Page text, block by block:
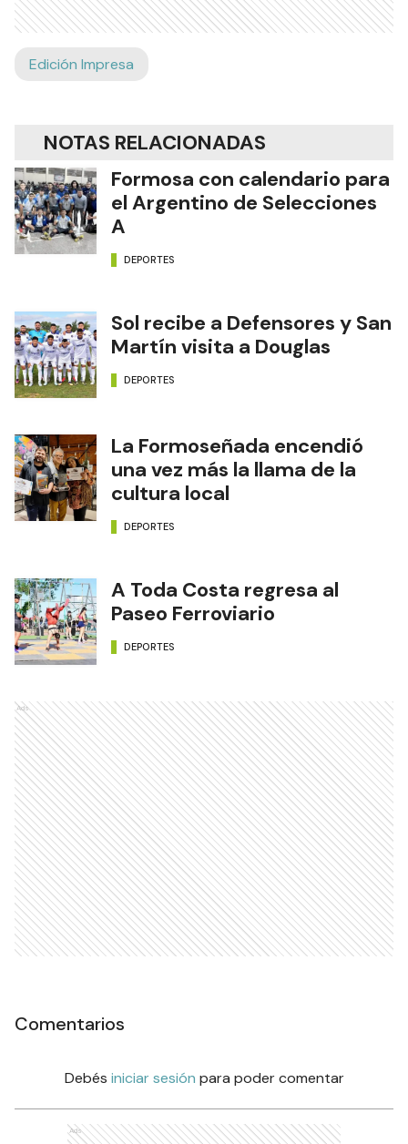
Edición Impresa
NOTAS RELACIONADAS
Formosa con calendario para
el Argentino de Selecciones
A
DEPORTES
Sol recibe a Defensores y San
Martín visita a Douglas
DEPORTES
La Formoseñada encendió
una vez más la llama de la
cultura local
DEPORTES
A Toda Costa regresa al
Paseo Ferroviario
DEPORTES
Ads
Comentarios
Debés iniciar sesión para poder comentar
Ads